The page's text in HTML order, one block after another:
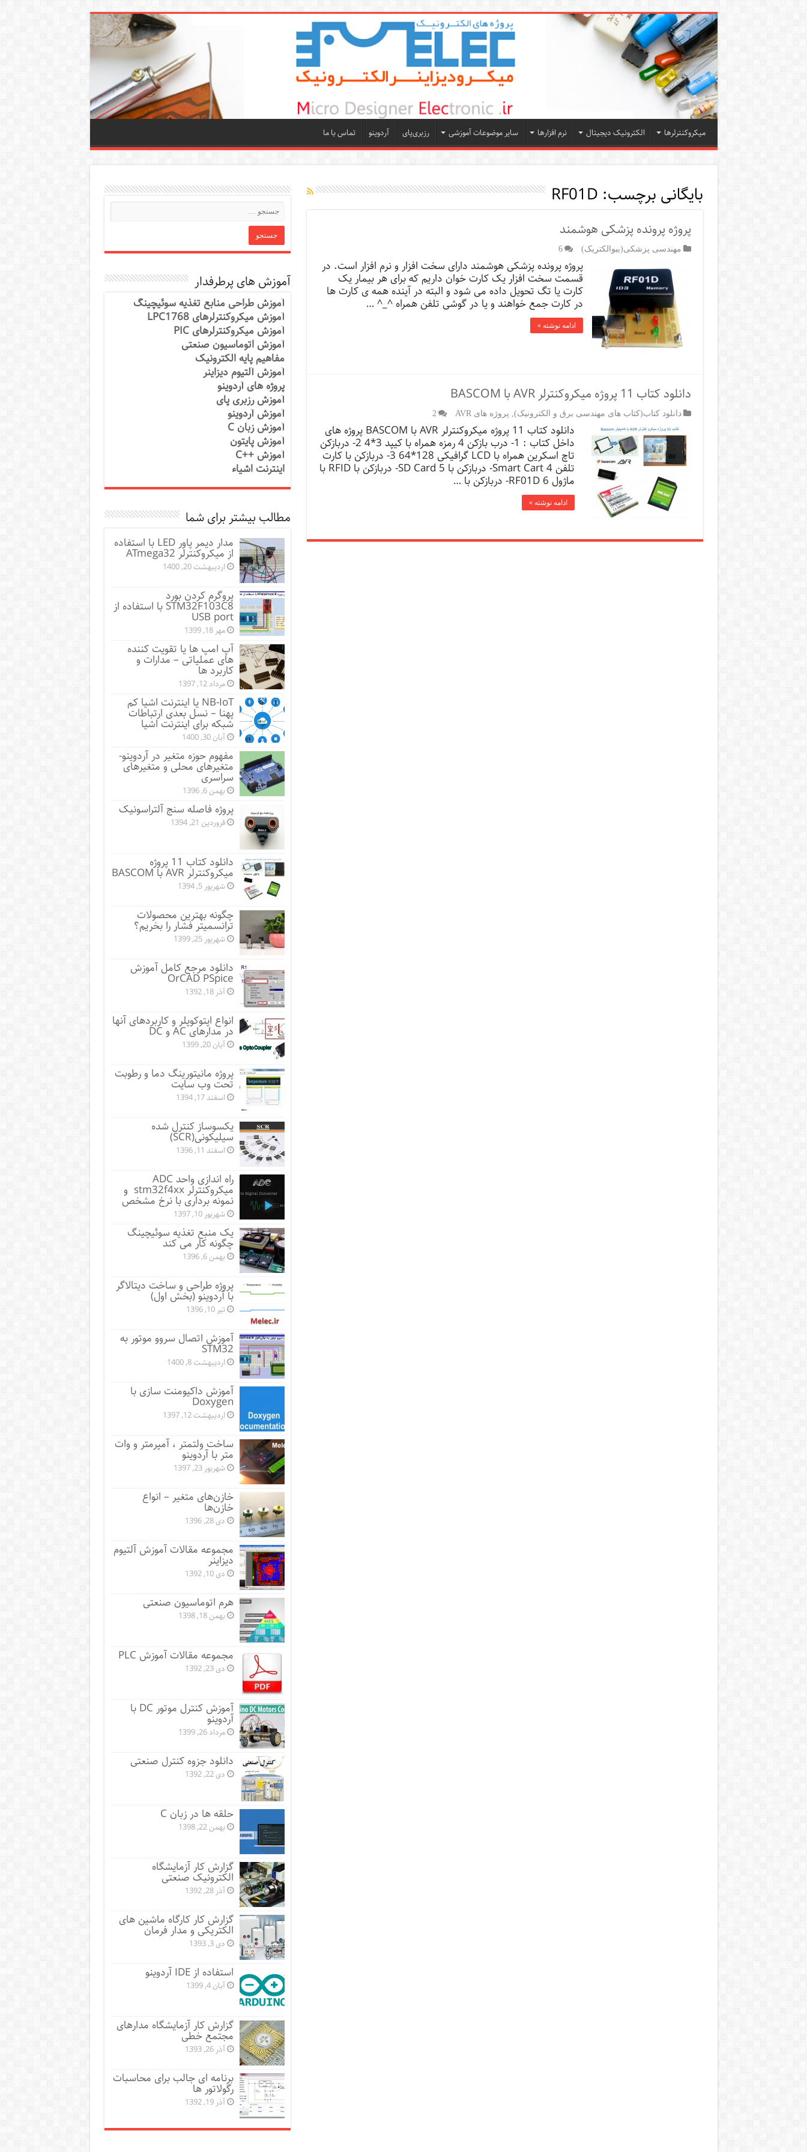
میکروکنترلرها الکترونیک دیجیتال نرم افزارها سایر موضوعات آموزشی رزبری‌پای آردوینو تماس با ما
بایگانی برچسب: RF01D
پروژه پرونده پزشکی هوشمند
مهندسی پزشکی(بیوالکتریک) 6
پروژه پرونده پزشکی هوشمند دارای سخت افزار و نرم افزار است. در
قسمت سخت افزار یک کارت خوان داریم که برای هر بیمار یک
کارت یا تگ تحویل داده می شود و البته در آینده همه ی کارت ها
در کارت جمع خواهند و یا در گوشی تلفن همراه ^_^ …
ادامه نوشته »
دانلود کتاب 11 پروژه میکروکنترلر AVR با BASCOM
دانلود کتاب(کتاب های مهندسی برق و الکترونیک) پروژه های AVR 2
دانلود کتاب 11 پروژه میکروکنترلر AVR با BASCOM پروژه های
داخل کتاب : 1- درب بازکن 4 رمزه همراه با کیپد 3*4 2- دربازکن
تاچ اسکرین همراه با LCD گرافیکی 128*64 3- دربازکن با کارت
تلفن Smart Cart 4- دربازکن با SD Card 5- دربازکن با RFID با
ماژول RF01D 6- دربازکن با …
ادامه نوشته »
آموزش های پرطرفدار
آموزش طراحی منابع تغذیه سوئیچینگ
آموزش میکروکنترلرهای LPC1768
آموزش میکروکنترلرهای PIC
آموزش اتوماسیون صنعتی
مفاهیم پایه الکترونیک
آموزش آلتیوم دیزاینر
پروژه های آردوینو
آموزش رزبری پای
آموزش آردوینو
آموزش زبان C
آموزش پایتون
آموزش ++C
اینترنت اشیاء
مطالب بیشتر برای شما
مدار دیمر پاور LED با استفاده
از میکروکنترلر ATmega32
اردیبهشت 20, 1400
پروگرم کردن بورد
STM32F103C8 با استفاده از
USB port
مهر 18, 1399
آپ امپ ها یا تقویت کننده
های عملیاتی – مدارات و
کاربرد ها
مرداد 12, 1397
NB-IoT یا اینترنت اشیا کم
پهنا – نسل بعدی ارتباطات
شبکه برای اینترنت اشیا
آبان 30, 1400
مفهوم حوزه متغیر در آردوینو-
متغیرهای محلی و متغیرهای
سراسری
بهمن 6, 1396
پروژه فاصله سنج آلتراسونیک
فروردین 21, 1394
دانلود کتاب 11 پروژه
میکروکنترلر AVR با BASCOM
شهریور 5, 1394
چگونه بهترین محصولات
ترانسمیتر فشار را بخریم؟
شهریور 25, 1399
دانلود مرجع کامل آموزش
OrCAD PSpice
آذر 18, 1392
انواع اپتوکوپلر و کاربردهای آنها
در مدارهای AC و DC
آبان 20, 1399
پروژه مانيتورينگ دما و رطوبت
تحت وب سایت
اسفند 17, 1394
یکسوساز کنترل شده
سیلیکونی(SCR)
اسفند 11, 1396
راه اندازی واحد ADC
میکروکنترلر stm32f4xx و
نمونه برداری با نرخ مشخص
شهریور 10, 1397
یک منبع تغذیه سوئیچینگ
چگونه کار می کند
بهمن 6, 1396
پروژه طراحی و ساخت دیتالاگر
با آردوینو (بخش اول)
تیر 10, 1396
آموزش اتصال سروو موتور به
STM32
اردیبهشت 8, 1400
آموزش داکیومنت سازی با
Doxygen
اردیبهشت 12, 1397
ساخت ولتمتر ، آمپرمتر و وات
متر با آردوینو
شهریور 23, 1397
خازن‌های متغیر – انواع
خازن‌ها
دی 28, 1396
مجموعه مقالات آموزش آلتیوم
دیزاینر
دی 10, 1392
هرم اتوماسیون صنعتی
بهمن 18, 1398
مجموعه مقالات آموزش PLC
دی 23, 1392
آموزش کنترل موتور DC با
آردوینو
مرداد 26, 1399
دانلود جزوه کنترل صنعتی
دی 22, 1392
حلقه ها در زبان C
بهمن 22, 1398
گزارش کار آزمایشگاه
الکترونیک صنعتی
آذر 28, 1392
گزارش کار کارگاه ماشین های
الکتریکی و مدار فرمان
دی 3, 1393
استفاده از IDE آردوینو
آبان 4, 1399
گزارش کار آزمایشگاه مدارهای
مجتمع خطی
آذر 26, 1393
برنامه ای جالب برای محاسبات
رگولاتور ها
آذر 19, 1392